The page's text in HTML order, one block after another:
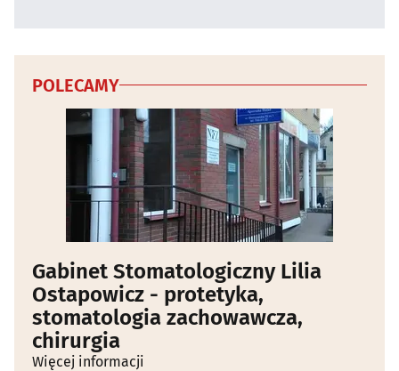
POLECAMY
Gabinet Stomatologiczny Lilia
Ostapowicz - protetyka,
stomatologia zachowawcza,
chirurgia
Więcej informacji